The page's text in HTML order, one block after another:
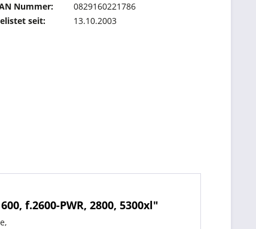
Nummer:
0829160221786
seit:
13.10.2003
f.2600-PWR, 2800, 5300xl"